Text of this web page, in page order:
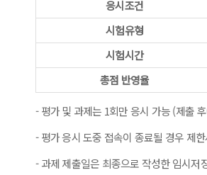
응시조건
시험유형
시험시간
총점 반영율
- 평가 및 과제는 1회만 응시 가능 (제출
- 평가 응시 도중 접속이 종료될 경우 제
- 과제 제출일은 최종으로 작성한 임시저